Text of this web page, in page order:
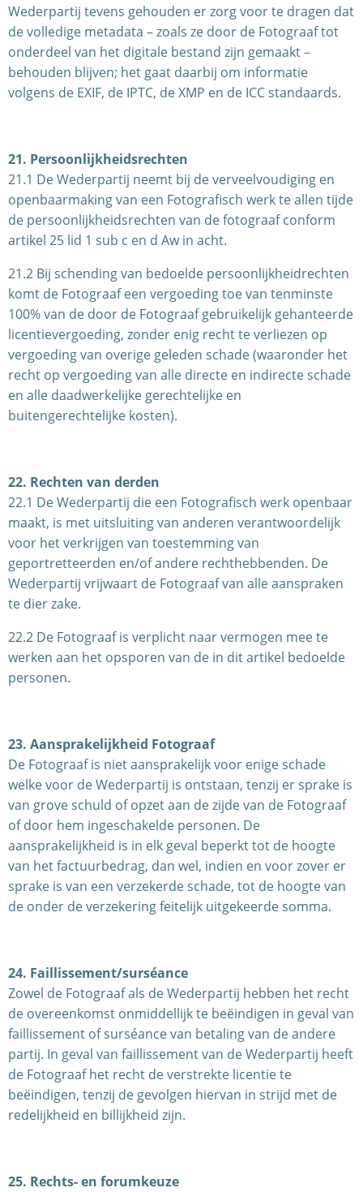
Wederpartij tevens gehouden er zorg voor te dragen dat
de volledige metadata – zoals ze door de Fotograaf tot
onderdeel van het digitale bestand zijn gemaakt –
behouden blijven; het gaat daarbij om informatie
volgens de EXIF, de IPTC, de XMP en de ICC standaards.
21. Persoonlijkheidsrechten
21.1 De Wederpartij neemt bij de verveelvoudiging en
openbaarmaking van een Fotografisch werk te allen tijde
de persoonlijkheidsrechten van de fotograaf conform
artikel 25 lid 1 sub c en d Aw in acht.
21.2 Bij schending van bedoelde persoonlijkheidrechten
komt de Fotograaf een vergoeding toe van tenminste
100% van de door de Fotograaf gebruikelijk gehanteerde
licentievergoeding, zonder enig recht te verliezen op
vergoeding van overige geleden schade (waaronder het
recht op vergoeding van alle directe en indirecte schade
en alle daadwerkelijke gerechtelijke en
buitengerechtelijke kosten).
22. Rechten van derden
22.1 De Wederpartij die een Fotografisch werk openbaar
maakt, is met uitsluiting van anderen verantwoordelijk
voor het verkrijgen van toestemming van
geportretteerden en/of andere rechthebbenden. De
Wederpartij vrijwaart de Fotograaf van alle aanspraken
te dier zake.
22.2 De Fotograaf is verplicht naar vermogen mee te
werken aan het opsporen van de in dit artikel bedoelde
personen.
23. Aansprakelijkheid Fotograaf
De Fotograaf is niet aansprakelijk voor enige schade
welke voor de Wederpartij is ontstaan, tenzij er sprake is
van grove schuld of opzet aan de zijde van de Fotograaf
of door hem ingeschakelde personen. De
aansprakelijkheid is in elk geval beperkt tot de hoogte
van het factuurbedrag, dan wel, indien en voor zover er
sprake is van een verzekerde schade, tot de hoogte van
de onder de verzekering feitelijk uitgekeerde somma.
24. Faillissement/surséance
Zowel de Fotograaf als de Wederpartij hebben het recht
de overeenkomst onmiddellijk te beëindigen in geval van
faillissement of surséance van betaling van de andere
partij. In geval van faillissement van de Wederpartij heeft
de Fotograaf het recht de verstrekte licentie te
beëindigen, tenzij de gevolgen hiervan in strijd met de
redelijkheid en billijkheid zijn.
25. Rechts- en forumkeuze